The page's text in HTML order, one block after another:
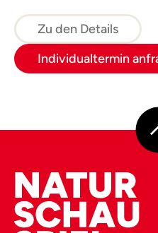
Zu den Details
Individualtermin